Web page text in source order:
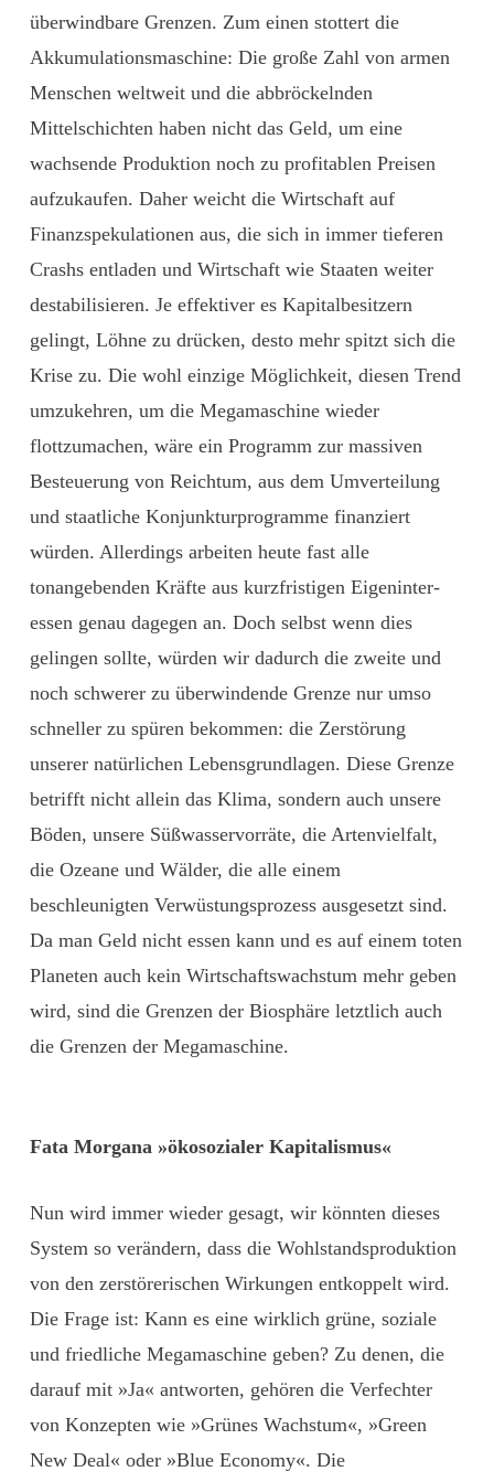
überwindbare Grenzen. Zum einen stottert die
Akkumulationsmaschine: Die große Zahl von armen
Menschen weltweit und die ­abbröckelnden
Mittelschichten haben nicht das Geld, um eine
wachsende Produktion noch zu profitab­len Preisen
aufzukaufen. Daher weicht die Wirtschaft auf
Finanzspekulatio­nen aus, die sich in immer tieferen
Crashs entladen und Wirtschaft wie Staaten weiter
destabilisieren. Je effektiver es Kapitalbesitzern
gelingt, Löhne zu drücken, desto mehr spitzt sich die
Krise zu. Die wohl einzige Möglichkeit, diesen Trend
umzukehren, um die Megamaschine wieder
flottzumachen, wäre ein Programm zur massiven
Besteuerung von Reichtum, aus dem Umverteilung
und staatliche Konjunkturprogramme finanziert
würden. Allerdings arbeiten heute fast alle
tonangebenden Kräfte aus kurzfristigen Eigeninter­
essen genau dagegen an. Doch selbst wenn dies
gelingen sollte, würden wir dadurch die zweite und
noch schwerer zu überwindende Grenze nur umso
schneller zu spüren bekommen: die Zerstörung
unserer natürlichen Lebensgrundlagen. Diese Grenze
betrifft nicht ­allein das Klima, sondern auch unsere
Böden, unsere Süßwasservorräte, die Artenvielfalt,
die Ozeane und Wälder, die alle einem
beschleunigten Verwüstungsprozess ausgesetzt sind.
Da man Geld nicht essen kann und es auf einem toten
Planeten auch kein Wirtschaftswachstum mehr geben
wird, sind die Grenzen der Biosphäre letztlich auch
die Grenzen der Megamaschine.
Fata Morgana »ökosozialer Kapitalismus«
Nun wird immer wieder gesagt, wir könnten dieses
System so verändern, dass die Wohlstandsproduktion
von den zerstörerischen Wirkungen entkoppelt wird.
Die Frage ist: Kann es eine wirklich grüne, soziale
und friedliche Megamaschine geben? Zu denen, die
darauf mit »Ja« antworten, gehören die Verfechter
von Konzepten wie »Grünes Wachstum«, »Green
New Deal« oder »Blue Economy«. Die